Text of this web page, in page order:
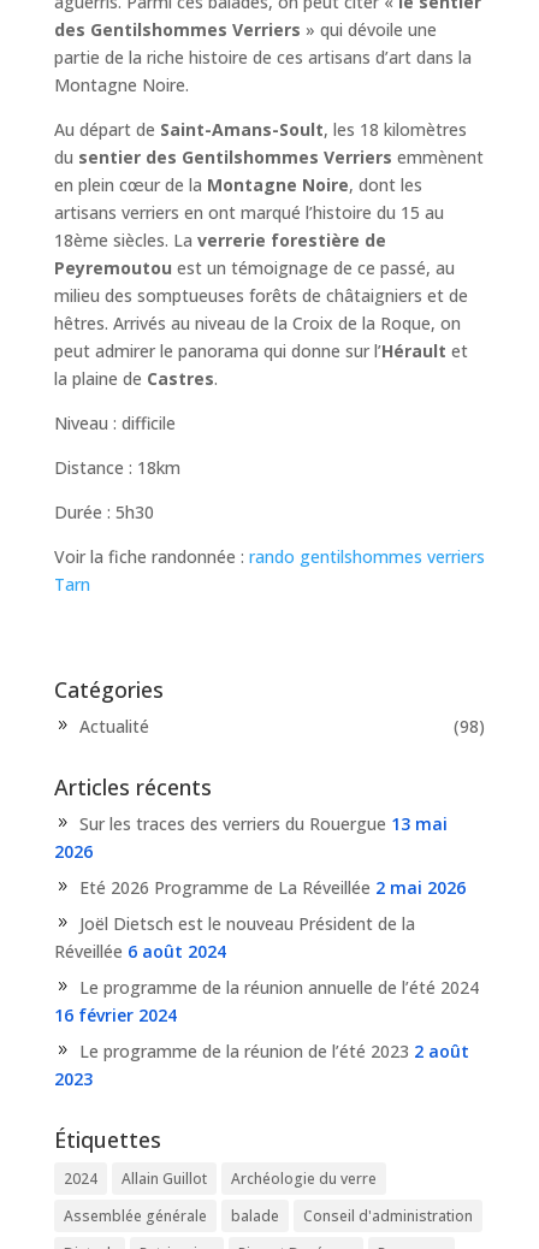
des Gentilshommes Verriers » qui dévoile une
partie de la riche histoire de ces artisans d’art dans la
Montagne Noire.
Au départ de Saint-Amans-Soult, les 18 kilomètres
du sentier des Gentilshommes Verriers emmènent
en plein cœur de la Montagne Noire, dont les
artisans verriers en ont marqué l’histoire du 15 au
18ème siècles. La verrerie forestière de
Peyremoutou est un témoignage de ce passé, au
milieu des somptueuses forêts de châtaigniers et de
hêtres. Arrivés au niveau de la Croix de la Roque, on
peut admirer le panorama qui donne sur l’Hérault et
la plaine de Castres.
Niveau : difficile
Distance : 18km
Durée : 5h30
Voir la fiche randonnée : rando gentilshommes verriers
Tarn
Catégories
Actualité (98)
Articles récents
Sur les traces des verriers du Rouergue 13 mai
2026
Eté 2026 Programme de La Réveillée 2 mai 2026
Joël Dietsch est le nouveau Président de la
Réveillée 6 août 2024
Le programme de la réunion annuelle de l’été 2024
16 février 2024
Le programme de la réunion de l’été 2023 2 août
2023
Étiquettes
2024 Allain Guillot
Archéologie du verre
Assemblée générale
balade
Conseil d'administration